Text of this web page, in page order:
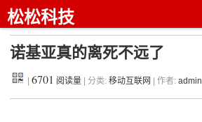
松松科技
诺基亚真的离死不远了
|6701 阅读量 | 分类:移动互联网 | 作者:admin